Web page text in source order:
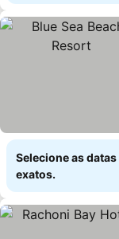
Selecione as
exatos.